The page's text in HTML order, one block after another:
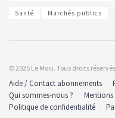
Santé Marchés publics
© 2025 Le Moci. Tous droits
Aide / Contact abonnements
Qui sommes-nous ?
Mentions
Politique de confidentialité